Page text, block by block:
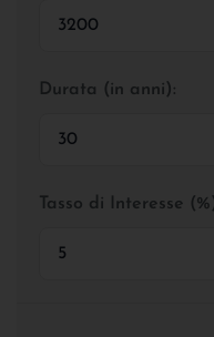
Durata (in anni):
Tasso di Interesse